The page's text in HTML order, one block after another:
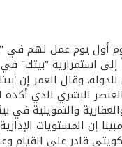
إلى استمرارية
وقال العمر إن
البشري الذي
والتمويلية
مبينا إن
لدى 'بيتك' بان الموظف